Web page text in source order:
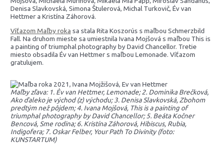
Denisa Slavkovská, Simona Štulerová, Michal Turkovič, Év van
Hettmer a Kristína Záhorová.
Víťazom Maľby roka sa stala Rita Koszorús s maľbou Schmerzbild
Fall. Na druhom mieste sa umiestnila Ivana Mojšová s maľbou This is
a painting of triumphal photography by David Chancellor. Tretie
miesto obsadila Év van Hettmer s maľbou Lemonade. Víťazom
gratulujem.
Maľby zľava: 1. Èv van Hettmer, Lemonade; 2. Dominika Brečková,
Ako ďaleko je východ (z) východu; 3. Denisa Slavkovská, Zbohom
predtým než pôjdem; 4. Ivana Mojšová, This is a painting of
triumphal photography by David Chancellor; 5. Beáta Kočner
Bencová, Sme rodina; 6. Kristína Záhorová, Hibiscus, Rubia,
Indigofera; 7. Oskar Felber, Your Path To Divinity (foto:
KUNSTARTUM)